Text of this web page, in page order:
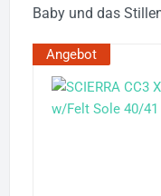
Baby und das
Angebot